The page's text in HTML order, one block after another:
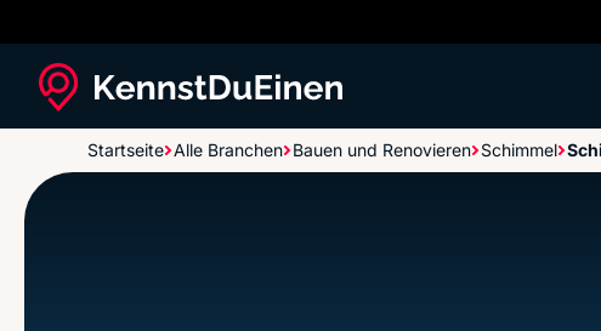
Startseite Alle Branchen Bauen und Renovieren Schimmel